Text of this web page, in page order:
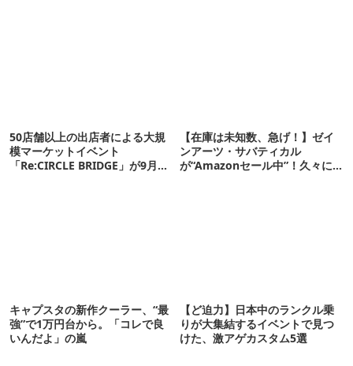
50店舗以上の出店者による大規
模マーケットイベント
「Re:CIRCLE BRIDGE」が9月28
【在庫は未知数、急げ！】ゼイ
ンアーツ・サバティカル
が“Amazonセール中”！久々に
キャプスタの新作クーラー、“最
強”で1万円台から。「コレで良
いんだよ」の嵐
【ど迫力】日本中のランクル乗
りが大集結するイベントで見つ
けた、激アゲカスタム5選